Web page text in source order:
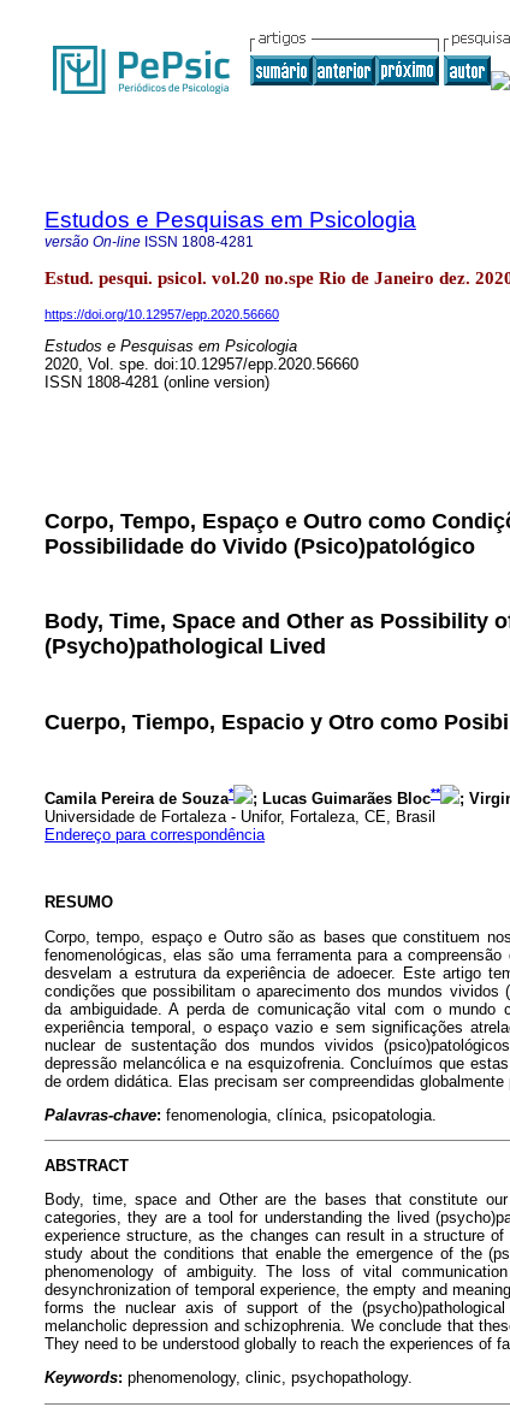
Estudos e Pesquisas em Psicologia
versão On-line ISSN 1808-4281
Estud. pesqui. psicol. vol.20 no.spe Rio de Janeiro dez.
https://doi.org/10.12957/epp.2020.56660
Estudos e Pesquisas em Psicologia
2020, Vol. spe. doi:10.12957/epp.2020.56660
ISSN 1808-4281 (online version)
Corpo, Tempo, Espaço e Outro como
Possibilidade do Vivido (Psico)patológico
Body, Time, Space and Other as Possibility
(Psycho)pathological Lived
Cuerpo, Tiempo, Espacio y Otro como
Camila Pereira de Souza* ; Lucas Guimarães Bloc** ;
Universidade de Fortaleza - Unifor, Fortaleza, CE, Brasil
Endereço para correspondência
RESUMO
Corpo, tempo, espaço e Outro são as bases que constituem
fenomenológicas, elas são uma ferramenta para a
desvelam a estrutura da experiência de adoecer. Este artigo
condições que possibilitam o aparecimento dos mundos
da ambiguidade. A perda de comunicação vital com o mundo
experiência temporal, o espaço vazio e sem significações
nuclear de sustentação dos mundos vividos
depressão melancólica e na esquizofrenia. Concluímos que
de ordem didática. Elas precisam ser compreendidas
Palavras-chave: fenomenologia, clínica, psicopatologia.
ABSTRACT
Body, time, space and Other are the bases that constitute
categories, they are a tool for understanding the lived
experience structure, as the changes can result in a structure
study about the conditions that enable the emergence of the
phenomenology of ambiguity. The loss of vital
desynchronization of temporal experience, the empty and
forms the nuclear axis of support of the
melancholic depression and schizophrenia. We conclude that
They need to be understood globally to reach the experiences of
Keywords: phenomenology, clinic, psychopathology.